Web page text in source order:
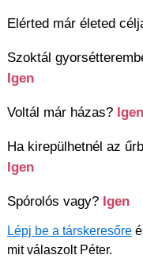
Elérted már életed
Szoktál
Igen
Voltál már házas? Igen
Ha kirepülhetnél az
Igen
Spórolós vagy? Igen
Lépj be a társkeresőre
mit válaszolt Péter.